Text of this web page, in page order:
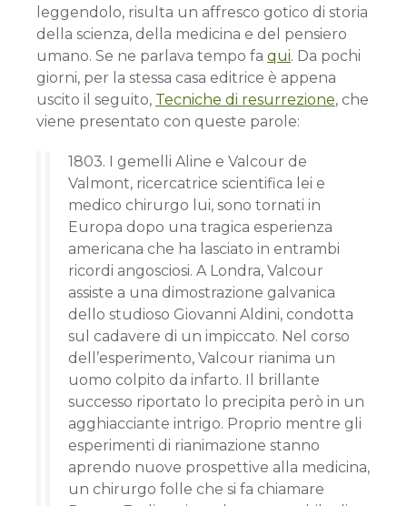
leggendolo, risulta un affresco gotico di storia
della scienza, della medicina e del pensiero
umano. Se ne parlava tempo fa qui. Da pochi
giorni, per la stessa casa editrice è appena
uscito il seguito, Tecniche di resurrezione, che
viene presentato con queste parole:
1803. I gemelli Aline e Valcour de
Valmont, ricercatrice scientifica lei e
medico chirurgo lui, sono tornati in
Europa dopo una tragica esperienza
americana che ha lasciato in entrambi
ricordi angosciosi. A Londra, Valcour
assiste a una dimostrazione galvanica
dello studioso Giovanni Aldini, condotta
sul cadavere di un impiccato. Nel corso
dell’esperimento, Valcour rianima un
uomo colpito da infarto. Il brillante
successo riportato lo precipita però in un
agghiacciante intrigo. Proprio mentre gli
esperimenti di rianimazione stanno
aprendo nuove prospettive alla medicina,
un chirurgo folle che si fa chiamare